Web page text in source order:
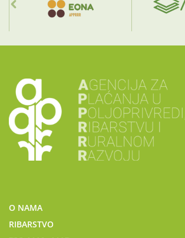
O NAMA
RIBARSTVO